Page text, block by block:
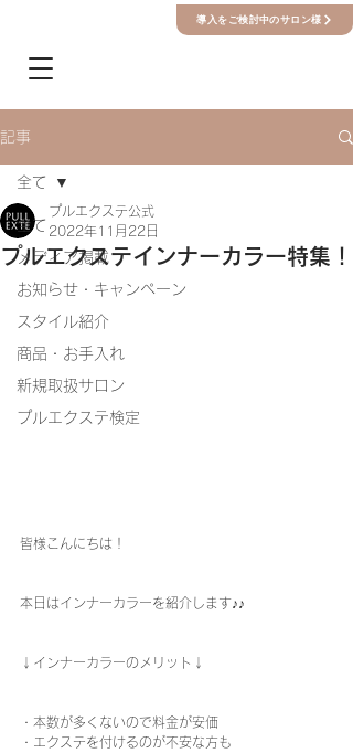
導入をご検討中のサロン様
記事
全て
メディア掲載
お知らせ・キャンペーン
スタイル紹介
商品・お手入れ
新規取扱サロン
プルエクステ検定
全て
プルエクステインナーカラー特集！
プルエクステ公式
2022年11月22日
皆様こんにちは！
本日はインナーカラーを紹介します♪♪
↓インナーカラーのメリット↓
・本数が多くないので料金が安価
・エクステを付けるのが不安な方も